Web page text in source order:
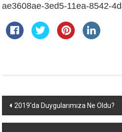
ae3608ae-3ed5-11ea-8542-
Yazı
dolaşımı
2019‘da Duygularımıza Ne Oldu?